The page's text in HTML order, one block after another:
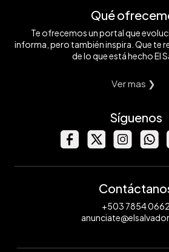
Qué
Te ofrecemos un portal que
informa, pero también inspira. Que te
de lo que está hecho El
Ver mas ❯
Síguenos
+503 7854 0662